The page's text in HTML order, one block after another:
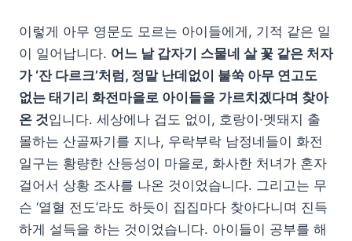
이렇게 아무 영문도 모르는 아이들에게, 기적 같은 일
이 일어납니다. 어느 날 갑자기 스물네 살 꽃 같은 처자
가 ‘잔 다르크’처럼, 정말 난데없이 불쑥 아무 연고도
없는 태기리 화전마을로 아이들을 가르치겠다며 찾아
온 것입니다. 세상에나 겁도 없이, 호랑이·멧돼지 출
몰하는 산골짜기를 지나, 우락부락 남정네들이 화전
일구는 황량한 산등성이 마을로, 화사한 처녀가 혼자
걸어서 상황 조사를 나온 것이었습니다. 그리고는 무
슨 ‘열혈 전도’라도 하듯이 집집마다 찾아다니며 진득
하게 설득을 하는 것이었습니다. 아이들이 공부를 해